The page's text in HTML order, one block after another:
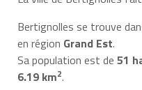
Bertignolles se trouve
en région Grand Est.
Sa population est de 51
6.19 km2.